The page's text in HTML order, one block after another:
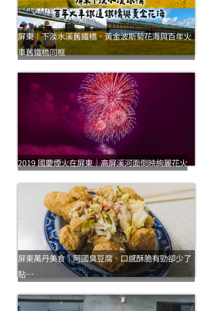
屏東｜下淡水溪舊鐵橋．黃金波斯菊花海與百年火
車舊鐵橋同框
2019 國慶煙火在屏東｜高屏溪河面倒映絢麗花火
屏東萬丹美食｜阿國臭豆腐．口感酥脆有勁卻少了
點…